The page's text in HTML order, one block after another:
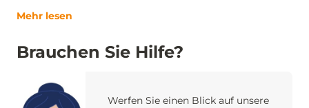
Mehr lesen
Brauchen Sie Hilfe?
Werfen Sie einen Blick auf unsere